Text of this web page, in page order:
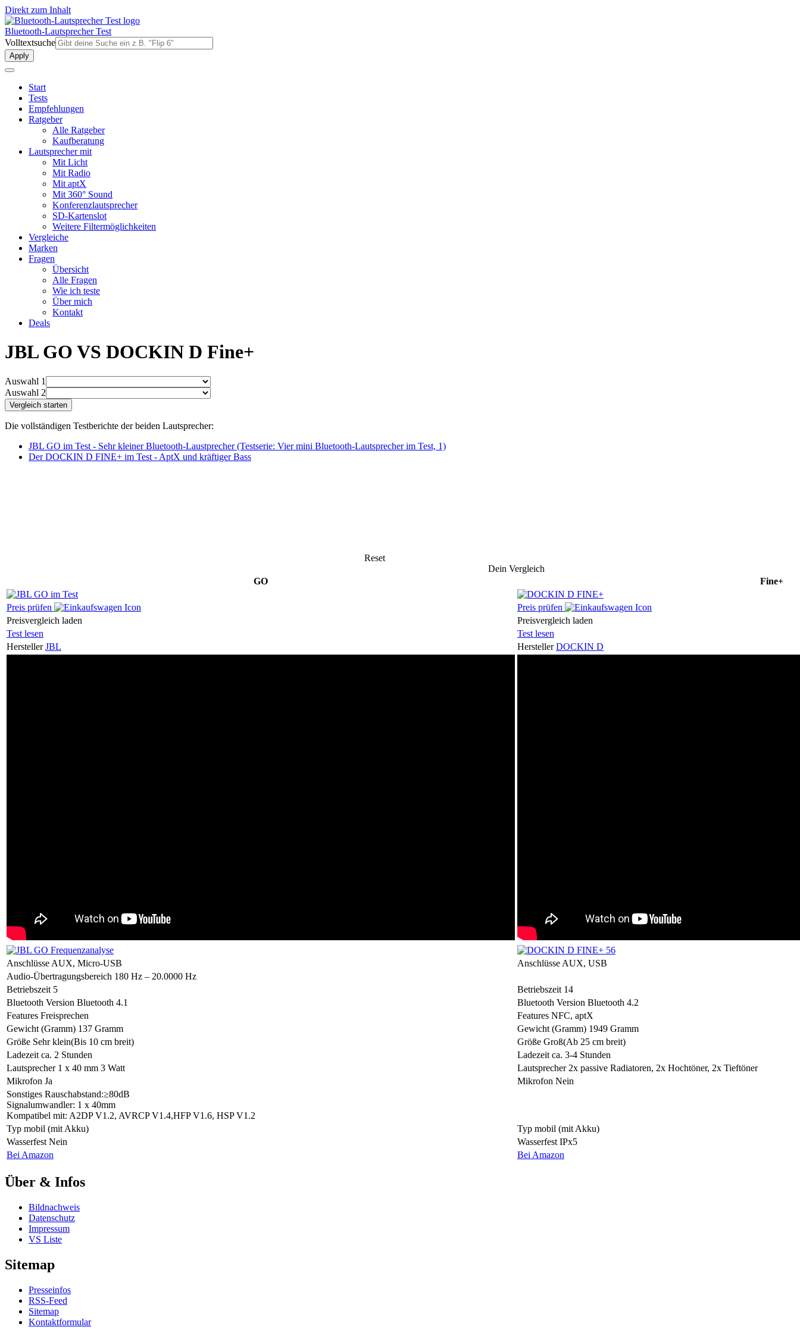
Direkt zum Inhalt
Bluetooth-Lautsprecher Test
Volltextsuche
Start
Tests
Empfehlungen
Ratgeber
Alle Ratgeber
Kaufberatung
Lautsprecher mit
Mit Licht
Mit Radio
Mit aptX
Mit 360° Sound
Konferenzlautsprecher
SD-Kartenslot
Weitere Filtermöglichkeiten
Vergleiche
Marken
Fragen
Übersicht
Alle Fragen
Wie ich teste
Über mich
Kontakt
Deals
JBL GO VS DOCKIN D Fine+
Auswahl 1
Auswahl 2
Die vollständigen Testberichte der beiden Lautsprecher:
JBL GO im Test - Sehr kleiner Bluetooth-Laustprecher (Testserie: Vier mini Bluetooth-Lautsprecher im Test, 1)
Der DOCKIN D FINE+ im Test - AptX und kräftiger Bass
Reset
Dein Vergleich
GO
Fine+
Preis prüfen
Preis prüfen
Preisvergleich laden
Preisvergleich laden
Test lesen
Test lesen
Hersteller JBL Hersteller DOCKIN D
Anschlüsse AUX, Micro-USB Anschlüsse AUX, USB
Audio-Übertragungsbereich 180 Hz – 20.0000 Hz
Betriebszeit 5 Betriebszeit 14
Bluetooth Version Bluetooth 4.1 Bluetooth Version Bluetooth 4.2
Features Freisprechen Features NFC, aptX
Gewicht (Gramm) 137 Gramm Gewicht (Gramm) 1949 Gramm
Größe Sehr klein(Bis 10 cm breit) Größe Groß(Ab 25 cm breit)
Ladezeit ca. 2 Stunden Ladezeit ca. 3-4 Stunden
Lautsprecher1 x 40 mm 3 Watt Lautsprecher2x passive Radiatoren, 2x Hochtöner, 2x Tieftöner
Mikrofon Ja Mikrofon Nein
Sonstiges Rauschabstand:≥80dB
Signalumwandler: 1 x 40mm
Kompatibel mit: A2DP V1.2, AVRCP V1.4,HFP V1.6, HSP V1.2
Typ mobil (mit Akku) Typ mobil (mit Akku)
Wasserfest Nein Wasserfest IPx5
Bei Amazon
Bei Amazon
Über & Infos
Bildnachweis
Datenschutz
Impressum
VS Liste
Sitemap
Presseinfos
RSS-Feed
Sitemap
Kontaktformular